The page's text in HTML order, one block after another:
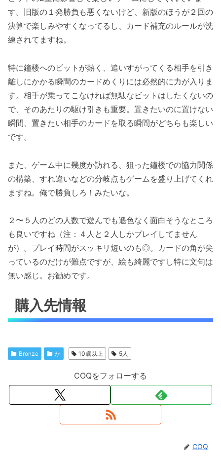
す。旧版の１発勝負も悪くないけど、新版のほうが２回の
決算で楽しみやすくなってるし、カード補充のルールが洗
練されてますね。
特に鐘楼へのビットが熱く、追いすがってくる相手を引き
離しにかかる瞬間のカードめくりには必然的に力が入りま
す。相手が乗ってこなければ無駄なビットはしたくないの
で、そのあたりの駆け引きも重要。置きたいのに置けない
瞬間、置きたい相手のカードを取る瞬間がどちらも楽しい
です。
また、ゲーム中に幾度か訪れる、狙った鐘楼での協力関係
の構築、すれ違いなどの分岐点もゲームを盛り上げてくれ
ますね。俺で勝負しろ！みたいな。
２〜５人のどの人数で遊んでも遜色なく面白そうなところ
も良いですね（注：４人と２人しかプレイしてません
が）。プレイ時間がスッキリ短いのも◎。カードの角が尖
っているのだけが難点ですが、絵も綺麗ですし特に文句は
無い感じ。お勧めです。
購入先情報
Bronze か 10歳以上 5人
COQをフォローする
COQ